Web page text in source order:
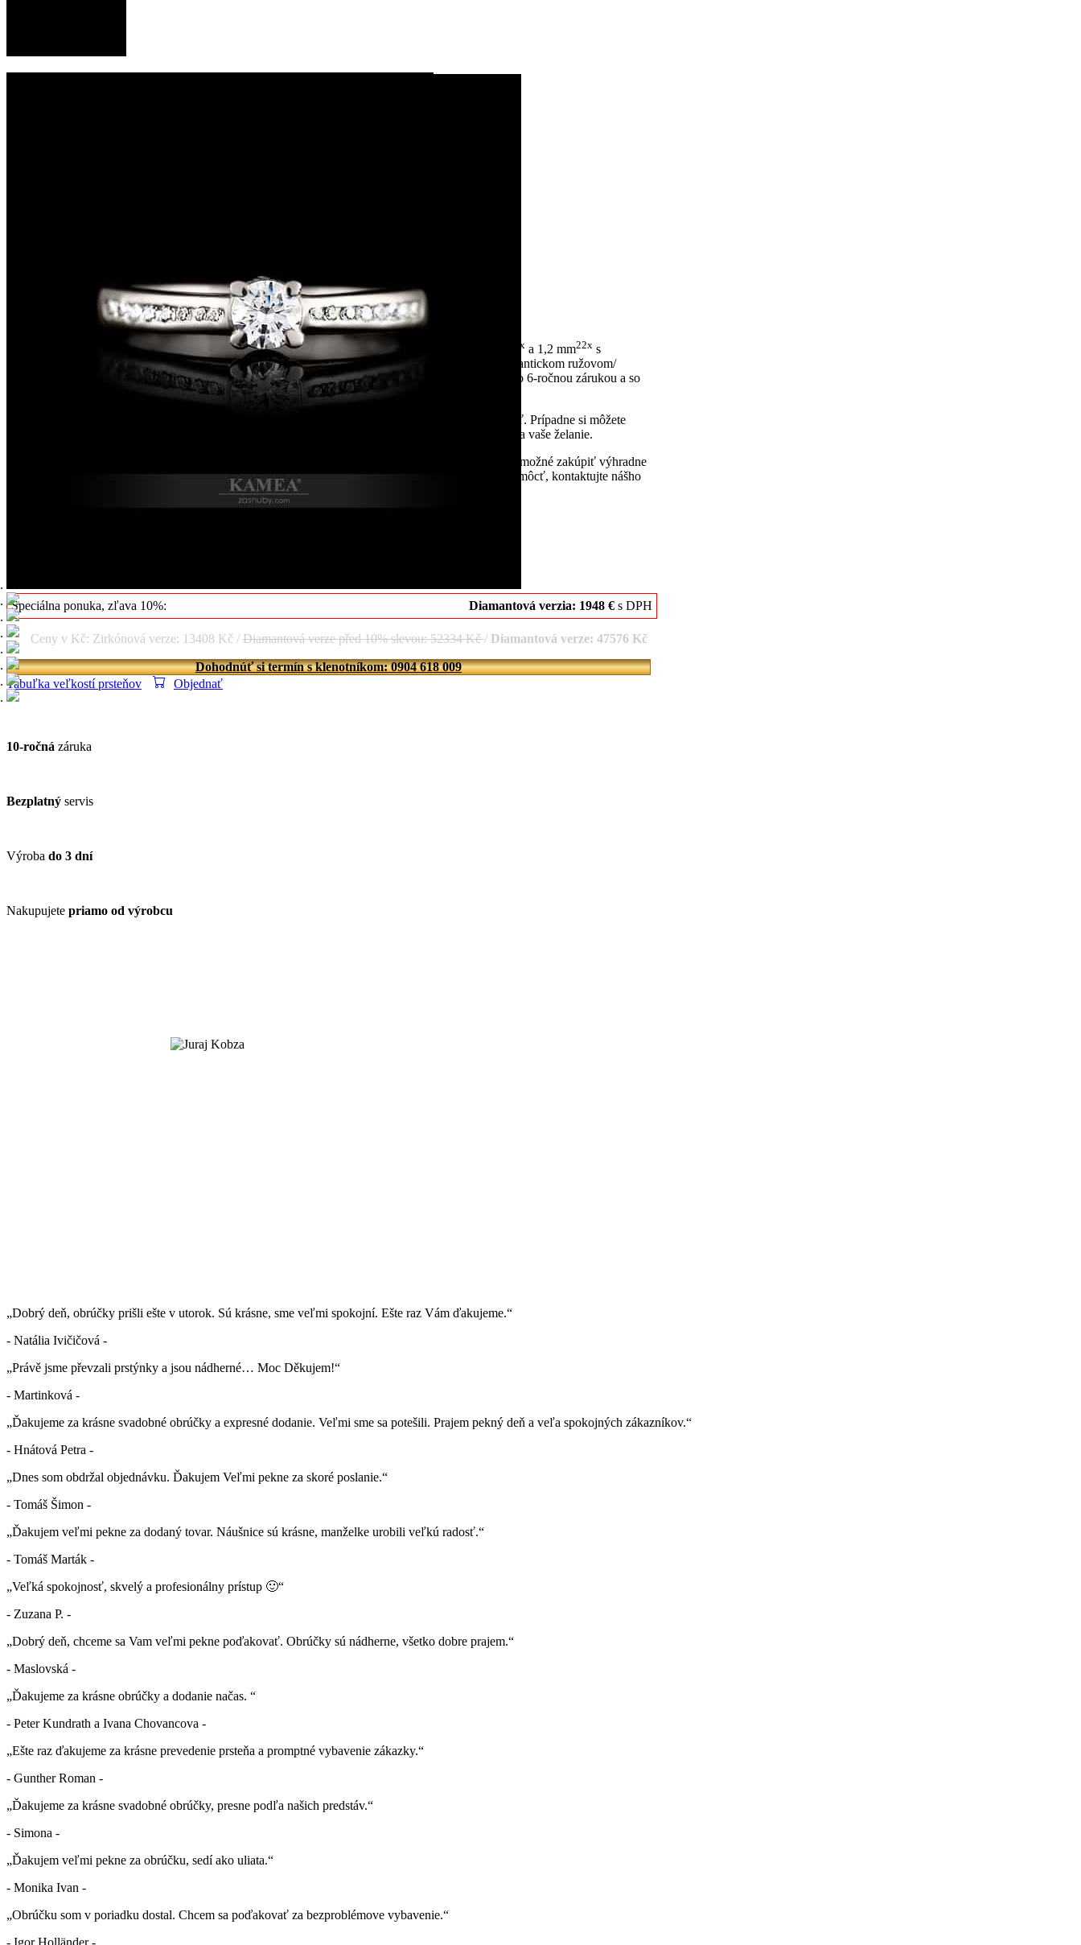
možnosť výroby v 18-karátovom prevedení zlata
Diamant
certifikovaný gemologickou spol. GIA., Inbar Diamond center
23
Čistota/farba diamantu:Si/G-H
Zásnubný prsteň zo 14-karátového/18-karátového zlata, osadený 23 Diamantami o priemere 3,5 mm
1x a 1,2 mm22x s
certifikátom 0.342ct. Možnosť vyhotovenia v žiarivom bielom zlate, klasickom žltom zlate alebo romantickom ružovom/
červenom zlate aj v zlacnenej zirkónovej verzii. Na šperk vystavujeme certifikát kvality KAMEA® so 6-ročnou zárukou a so
6-ročným základným servisom.
Model šperku je možné v našej zlatníckej dielni s 27-ročnou tradíciou upraviť na požadovanú veľkosť. Prípadne si môžete
model prispôsobiť podľa vašich predstáv. Náš zlatnícky tím vám vytvorí jedinečný originálny šperk na vaše želanie.
Každý šperk z našej zlatníckej dielne prechádza Puncovou kontrolou Slovenskej republiky. Model je možné zakúpiť výhradne
len v našom štúdiu šperkov alebo na našej webstránke www.ikamea.sk. Ak potrebujete pri výbere pomôcť, kontaktujte nášho
Špeciálna ponuka, zľava 10%: Diamantová verzia: 1948 €s DPH
Ceny v Kč: Zirkónová verze: 13408 Kč / Diamantová verze před 10% slevou: 52334 Kč/ Diamantová verze: 47576 Kč
Dohodnúť si termín s klenotníkom: 0904 618 009
Tabuľka veľkostí prsteňov
Objednať
10-ročná záruka
Bezplatný servis
Výroba do 3 dní
Nakupujete priamo od výrobcu
„Dobrý deň, obrúčky prišli ešte v utorok. Sú krásne, sme veľmi spokojní. Ešte raz Vám ďakujeme.“
- Natália Ivičičová -
„Právě jsme převzali prstýnky a jsou nádherné… Moc Děkujem!“
- Martinková -
„Ďakujeme za krásne svadobné obrúčky a expresné dodanie. Veľmi sme sa potešili. Prajem pekný deň a veľa spokojných zákazníkov.“
- Hnátová Petra -
„Dnes som obdržal objednávku. Ďakujem Veľmi pekne za skoré poslanie.“
- Tomáš Šimon -
„Ďakujem veľmi pekne za dodaný tovar. Náušnice sú krásne, manželke urobili veľkú radosť.“
- Tomáš Marták -
„Veľká spokojnosť, skvelý a profesionálny prístup 🙂“
- Zuzana P. -
„Dobrý deň, chceme sa Vam veľmi pekne poďakovať. Obrúčky sú nádherne, všetko dobre prajem.“
- Maslovská -
„Ďakujeme za krásne obrúčky a dodanie načas. “
- Peter Kundrath a Ivana Chovancova -
„Ešte raz ďakujeme za krásne prevedenie prsteňa a promptné vybavenie zákazky.“
- Gunther Roman -
„Ďakujeme za krásne svadobné obrúčky, presne podľa našich predstáv.“
- Simona -
„Ďakujem veľmi pekne za obrúčku, sedí ako uliata.“
- Monika Ivan -
„Obrúčku som v poriadku dostal. Chcem sa poďakovať za bezproblémove vybavenie.“